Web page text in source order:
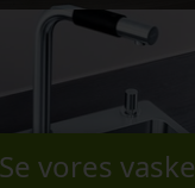
Se vores vaske